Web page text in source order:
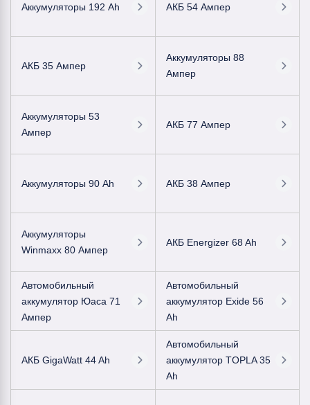
Аккумуляторы 192 Ah АКБ 54 Ампер
АКБ 35 Ампер
Аккумуляторы 88
Ампер
Аккумуляторы 53
Ампер
АКБ 77 Ампер
Аккумуляторы 90 Ah АКБ 38 Ампер
Аккумуляторы
Winmaxx 80 Ампер
АКБ Energizer 68 Ah
Автомобильный
аккумулятор Юаса 71
Ампер
Автомобильный
аккумулятор Exide 56
Ah
АКБ GigaWatt 44 Ah
Автомобильный
аккумулятор TOPLA 35
Ah